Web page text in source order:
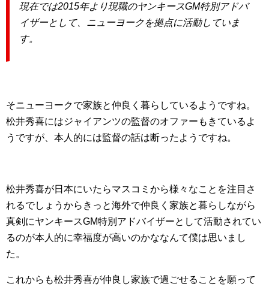
現在では2015年より現職のヤンキースGM特別アドバ
イザーとして、ニューヨークを拠点に活動していま
す。
そニューヨークで家族と仲良く暮らしているようですね。
松井秀喜にはジャイアンツの監督のオファーもきているよ
うですが、本人的には監督の話は断ったようですね。
松井秀喜が日本にいたらマスコミから様々なことを注目さ
れるでしょうからきっと海外で仲良く家族と暮らしながら
真剣にヤンキースGM特別アドバイザーとして活動されてい
るのが本人的に幸福度が高いのかななんて僕は思いまし
た。
これからも松井秀喜が仲良し家族で過ごせることを願って